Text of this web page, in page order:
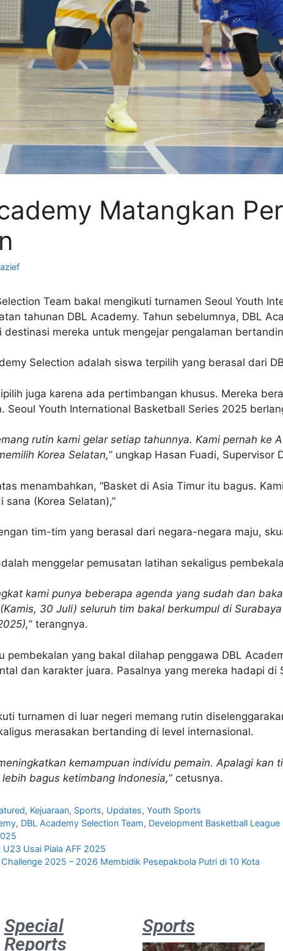
Matangkan
Team bakal mengikuti turnamen Seoul Youth
tahunan DBL Academy. Tahun sebelumnya, DBL
destinasi mereka untuk mengejar pengalaman
Selection adalah siswa terpilih yang berasal dari
juga karena ada pertimbangan khusus. Mereka
Seoul Youth International Basketball Series 2025
rutin kami gelar setiap tahunnya. Kami pernah
Korea Selatan,” ungkap Hasan Fuadi, Supervisor
menambahkan, “Basket di Asia Timur itu bagus.
sana (Korea Selatan),”
tim-tim yang berasal dari negara-negara maju,
menggelar pemusatan latihan sekaligus
kami punya beberapa agenda yang sudah dan
30 Juli) seluruh tim bakal berkumpul di
” terangnya.
pembekalan yang bakal dilahap penggawa DBL
dan karakter juara. Pasalnya yang mereka hadapi
turnamen di luar negeri memang rutin
merasakan bertanding di level internasional.
kemampuan individu pemain. Apalagi
bagus ketimbang Indonesia,” cetusnya.
, Kejuaraan, Sports, Updates,Youth Sports
, DBL Academy Selection Team, Development Basketball League
Usai Piala AFF 2025
2025 – 2026 Membidik Pesepakbola Putri di 10 Kota
Special
Reports
Sports